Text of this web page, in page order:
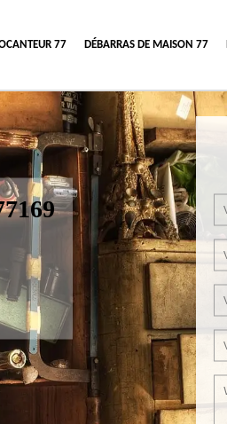
77 DÉBARRAS DE MAISON 77